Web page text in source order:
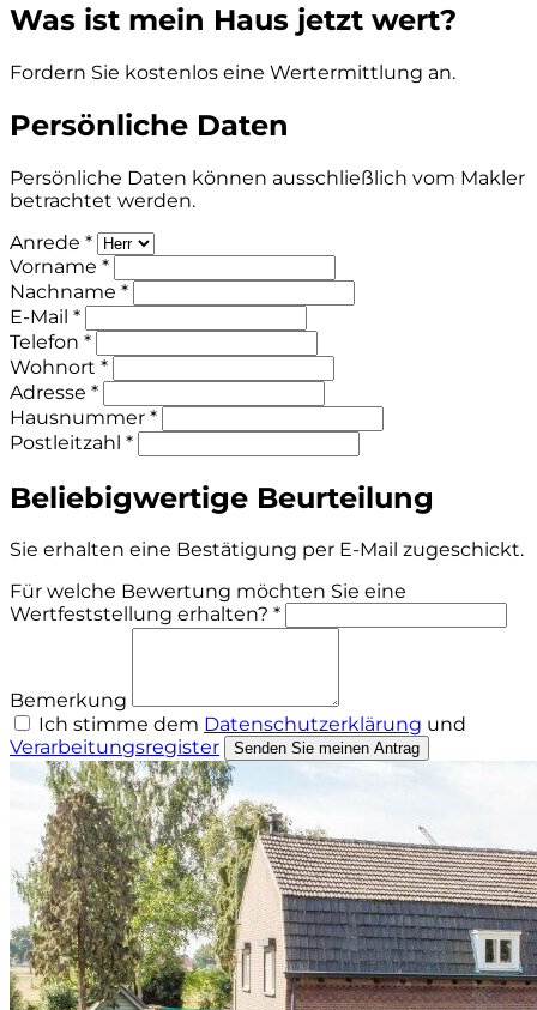
Was ist mein Haus jetzt wert?
Fordern Sie kostenlos eine Wertermittlung an.
Persönliche Daten
Persönliche Daten können ausschließlich vom Makler
betrachtet werden.
Anrede *
Vorname *
Nachname *
E-Mail *
Telefon *
Wohnort *
Adresse *
Hausnummer *
Postleitzahl *
Beliebigwertige Beurteilung
Sie erhalten eine Bestätigung per E-Mail zugeschickt.
Für welche Bewertung möchten Sie eine
Wertfeststellung erhalten? *
Bemerkung
Ich stimme dem Datenschutzerklärung und
Verarbeitungsregister
Senden Sie meinen Antrag